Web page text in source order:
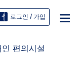
로그인 / 가입
인 편의시설